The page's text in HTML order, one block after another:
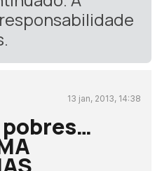
13 jan, 2013, 14:38